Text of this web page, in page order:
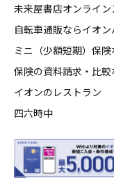
未来屋書店オンライン
自転車通販ならイオン
ミニ（少額短期）保
保険の資料請求・比
イオンのレストラン
四六時中